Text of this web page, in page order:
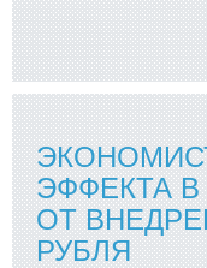
ЭФФЕКТА В
ОТ
РУБЛЯ